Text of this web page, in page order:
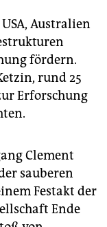
Australien
fördern.
rund 25
Erforschung
Clement
sauberen
Festakt der
Ende